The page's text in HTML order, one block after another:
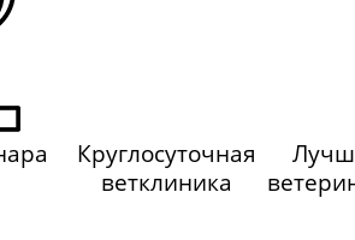
Круглосуточная
ветклиника